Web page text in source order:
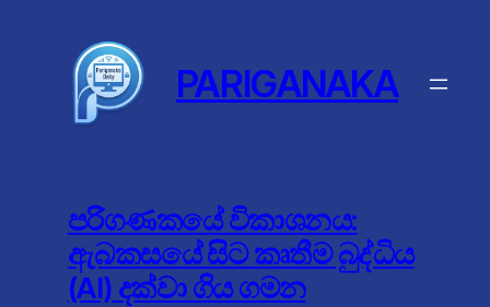
PARIGANAKA
පරිගණකයේ විකාශනය:
ඇබකසයේ සිට කෘතීම බුද්ධිය
(AI) දක්වා ගිය ගමන